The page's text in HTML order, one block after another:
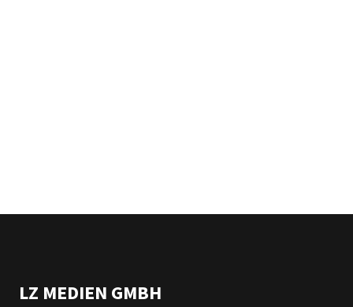
LZ MEDIEN GMBH